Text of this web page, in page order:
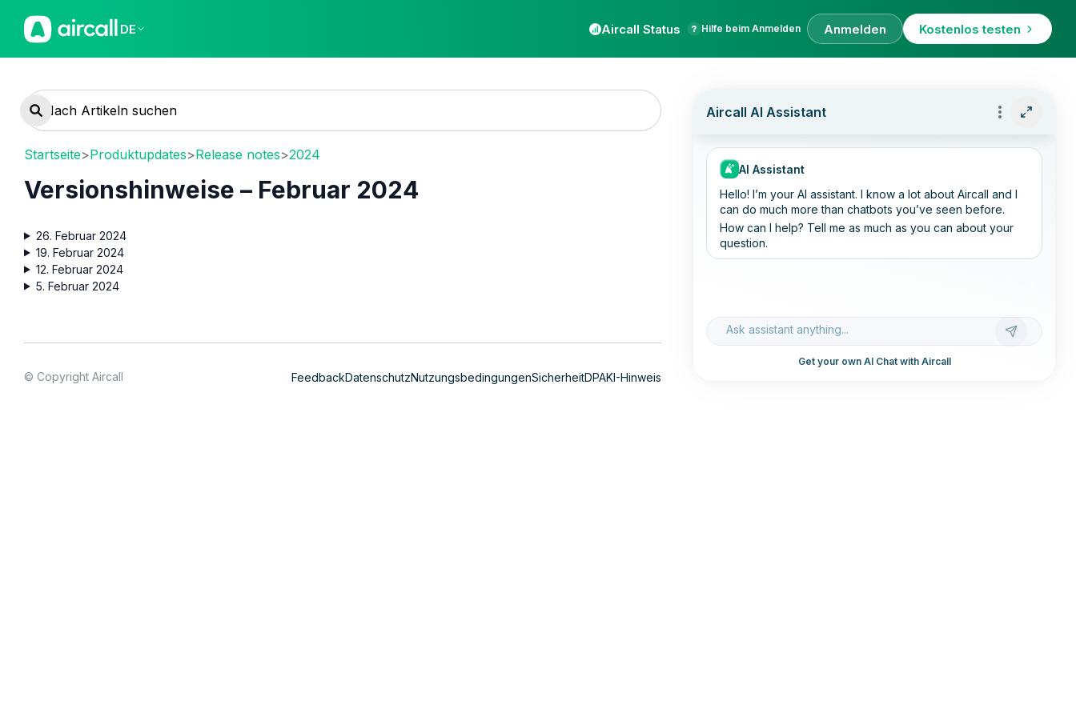
DE Aircall Status Hilfe beim Anmelden Anmelden Kostenlos testen
Startseite>Produktupdates>Release notes>2024
Versionshinweise – Februar 2024
26. Februar 2024
19. Februar 2024
12. Februar 2024
5. Februar 2024
© Copyright Aircall FeedbackDatenschutzNutzungsbedingungenSicherheitDPAKI-Hinweis